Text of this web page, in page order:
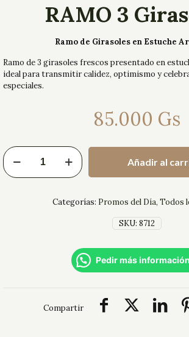
RAMO 3
Ramo de Girasoles en Estuche
Ramo de 3 girasoles frescos presentado en
ideal para transmitir calidez, optimismo y
especiales.
85.000 Gs
Añadir al
SKU: 8712
Categorías: Promos del Día, Todos
Pedir más información
Compartir